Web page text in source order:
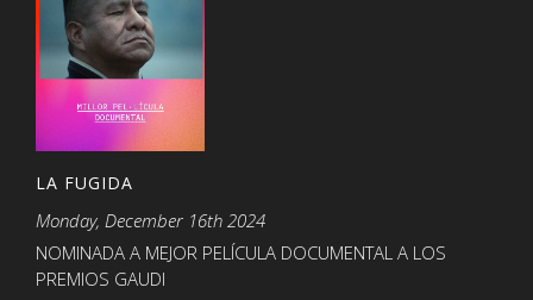
LA FUGIDA
Monday, December 16th 2024
NOMINADA A MEJOR PELÍCULA DOCUMENTAL A LOS
PREMIOS GAUDI